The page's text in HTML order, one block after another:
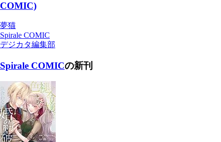
COMIC)
夢猫
Spirale COMIC
デジカタ編集部
Spirale COMICの新刊